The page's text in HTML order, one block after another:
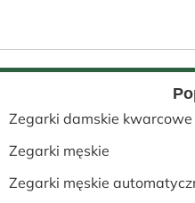
Zegarki damskie kwarcowe
Zegarki męskie
Zegarki męskie